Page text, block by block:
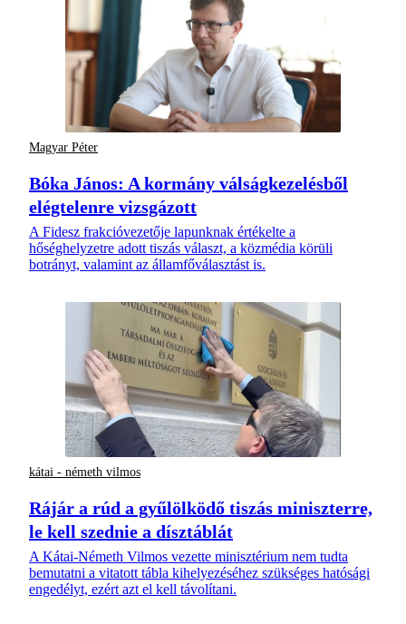
Magyar Péter
Bóka János: A kormány válságkezelésből
elégtelenre vizsgázott
A Fidesz frakcióvezetője lapunknak értékelte a
hőséghelyzetre adott tiszás választ, a közmédia körüli
botrányt, valamint az államfőválasztást is.
kátai - németh vilmos
Rájár a rúd a gyűlölködő tiszás miniszterre,
le kell szednie a dísztáblát
A Kátai-Németh Vilmos vezette minisztérium nem tudta
bemutatni a vitatott tábla kihelyezéséhez szükséges hatósági
engedélyt, ezért azt el kell távolítani.